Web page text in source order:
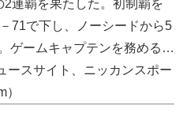
連覇を果たした。初制覇を
71で下し、ノーシードから5
ゲームキャプテンを務める…
ースサイト、ニッカンスポー